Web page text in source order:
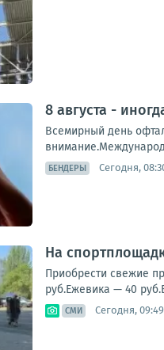
8 августа -
Всемирный день
БЕНДЕРЫ Сегодня,
На
Приобрести свежие
руб.Ежевика — 40
СМИ Сегодня, 09:49